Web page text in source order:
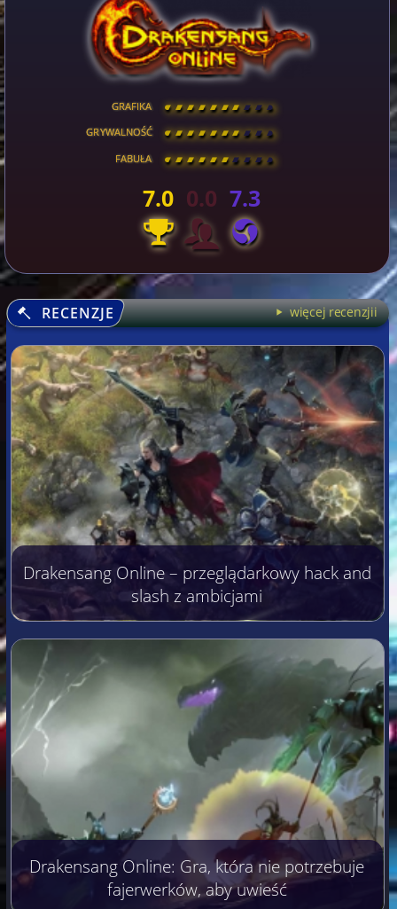
GRAFIKA [ \ \ \ \ \ \ \ \ ]
GRYWALNOŚĆ [ \ \ \ \ \ \ \ \ ]
FABUŁA [ \ \ \ \ \ \ \ \ ]
7.0 0.0 7.3
RECENZJE więcej recenzjii
Drakensang Online – przeglądarkowy hack and
slash z ambicjami
Drakensang Online: Gra, która nie potrzebuje
fajerwerków, aby uwieść